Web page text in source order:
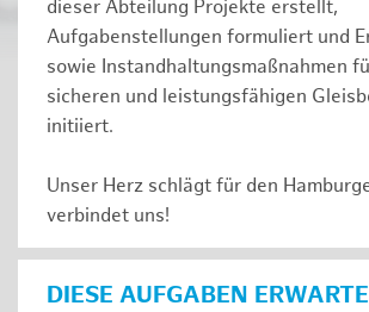
dieser Abteilung Projekte erstellt,
Aufgabenstellungen formuliert und
sowie Instandhaltungsmaßnahmen
sicheren und leistungsfähigen
initiiert.
Unser Herz schlägt für den
verbindet uns!
DIESE AUFGABEN